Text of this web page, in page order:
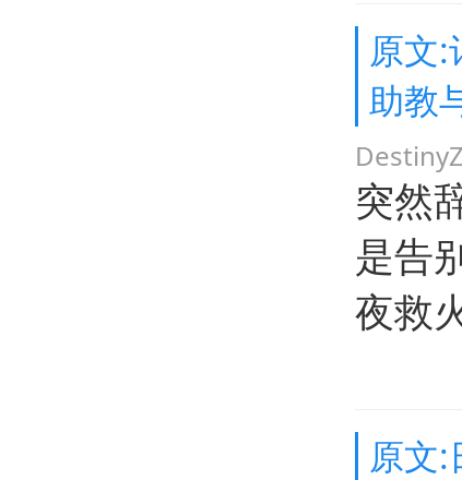
原文:
助教
DestinyZ
突然
是告
夜救
原文: